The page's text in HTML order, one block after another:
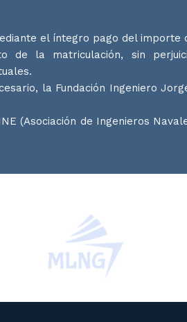
el íntegro pago del
de la matriculación, sin
la Fundación Ingeniero
(Asociación de Ingenieros